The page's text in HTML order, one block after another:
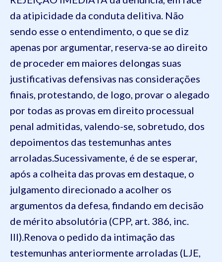
da atipicidade da conduta delitiva. Não
sendo esse o entendimento, o que se diz
apenas por argumentar, reserva-se ao direito
de proceder em maiores delongas suas
justificativas defensivas nas considerações
finais, protestando, de logo, provar o alegado
por todas as provas em direito processual
penal admitidas, valendo-se, sobretudo, dos
depoimentos das testemunhas antes
arroladas.Sucessivamente, é de se esperar,
após a colheita das provas em destaque, o
julgamento direcionado a acolher os
argumentos da defesa, findando em decisão
de mérito absolutória (CPP, art. 386, inc.
III).Renova o pedido da intimação das
testemunhas anteriormente arroladas (LJE,